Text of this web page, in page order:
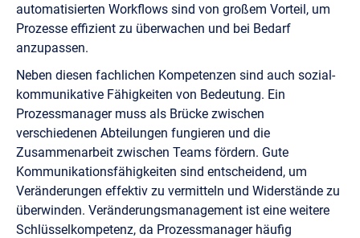
automatisierten Workflows sind von großem Vorteil, um
Prozesse effizient zu überwachen und bei Bedarf
anzupassen.
Neben diesen fachlichen Kompetenzen sind auch sozial-
kommunikative Fähigkeiten von Bedeutung. Ein
Prozessmanager muss als Brücke zwischen
verschiedenen Abteilungen fungieren und die
Zusammenarbeit zwischen Teams fördern. Gute
Kommunikationsfähigkeiten sind entscheidend, um
Veränderungen effektiv zu vermitteln und Widerstände zu
überwinden. Veränderungsmanagement ist eine weitere
Schlüsselkompetenz, da Prozessmanager häufig